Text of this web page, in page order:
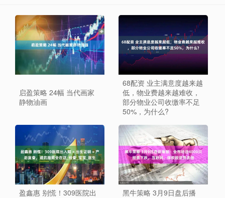
启盈策略 24幅 当代画家
静物油画
68配资 业主满意度越来越
低，物业费越来越难收，
部分物业公司收缴率不足
50%，为什么?
盈鑫惠 别慌！309医院出
黑牛策略 3月9日盘后播